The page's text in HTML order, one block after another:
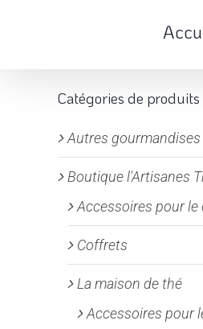
Catégories de produits
Autres gourmandises
Boutique l'Artisanes
Accessoires pour le
Coffrets
La maison de thé
Accessoires pour